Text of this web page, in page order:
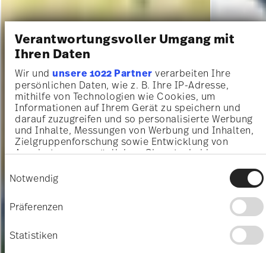
Verantwortungsvoller Umgang mit
Ihren Daten
Wir undunsere 1022 Partner verarbeiten Ihre
persönlichen Daten, wie z. B. Ihre IP-Adresse,
mithilfe von Technologien wie Cookies, um
Informationen auf Ihrem Gerät zu speichern und
darauf zuzugreifen und so personalisierte Werbung
und Inhalte, Messungen von Werbung und Inhalten,
Zielgruppenforschung sowie Entwicklung von
Angeboten zu ermöglichen. Sie entscheiden
Sie können Ihre Einwilligung jederzeit über die
Cookie-Erklärung oder durch Klicken auf das
Privacy Trigger Symbol ändern oder widerrufen
Informationen über Ihre geografische Lage
erfassen, welche bis auf einige Meter genau
Notwendig
Präferenzen
Statistiken